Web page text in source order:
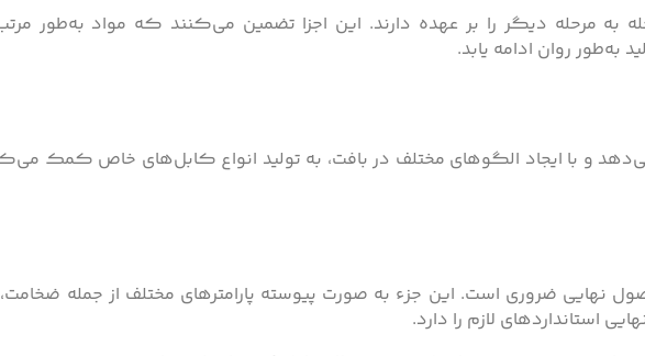
به مرحله دیگر را بر عهده دارند. این اجزا تضمین می‌کنند که مواد به‌طور
روان ادامه یابد.
و با ایجاد الگوهای مختلف در بافت، به تولید انواع کابل‌های خاص کمک
نهایی ضروری است. این جزء به صورت پیوسته پارامترهای مختلف از جمله
لازم را دارد.